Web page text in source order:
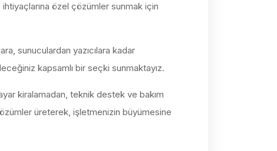
özel çözümler sunmak için
sunuculardan yazıcılara kadar
kapsamlı bir seçki sunmaktayız.
kiralamadan, teknik destek ve bakım
üreterek, işletmenizin büyümesine